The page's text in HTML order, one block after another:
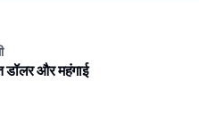
डॉलर और महंगाई